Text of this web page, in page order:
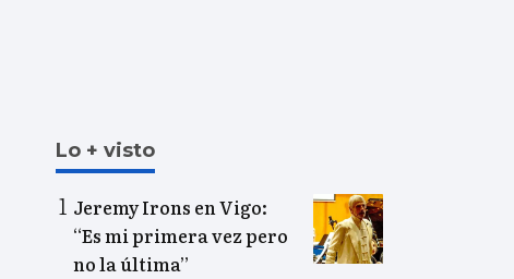
Lo + visto
Jeremy Irons en Vigo:
“Es mi primera vez pero
no la última”